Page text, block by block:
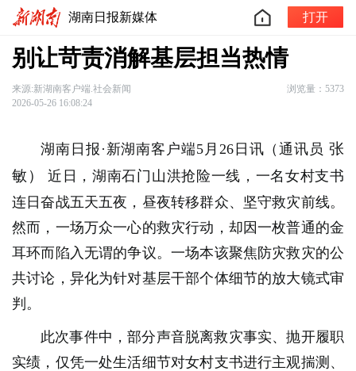
湖南日报新媒体 打开
别让苛责消解基层担当热情
来源:新湖南客户端.社会新闻
浏览量：5373
2026-05-26 16:08:24
湖南日报·新湖南客户端5月26日讯（通讯员 张
敏）
近日，湖南石门山洪抢险一线，一名女村支书
连日奋战五天五夜，昼夜转移群众、坚守救灾前线。
然而，一场万众一心的救灾行动，却因一枚普通的金
耳环而陷入无谓的争议。一场本该聚焦防灾救灾的公
共讨论，异化为针对基层干部个体细节的放大镜式审
判。
此次事件中，部分声音脱离救灾事实、抛开履职
实绩，仅凭一处生活细节对女村支书进行主观揣测、